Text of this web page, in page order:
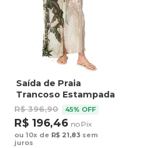
Saída de Praia
Trancoso Estampada
Folhagens Fundo
Linho Off
R$ 396,90 45% OFF
R$ 196,46 no Pix
ou 10x de R$ 21,83 sem
juros